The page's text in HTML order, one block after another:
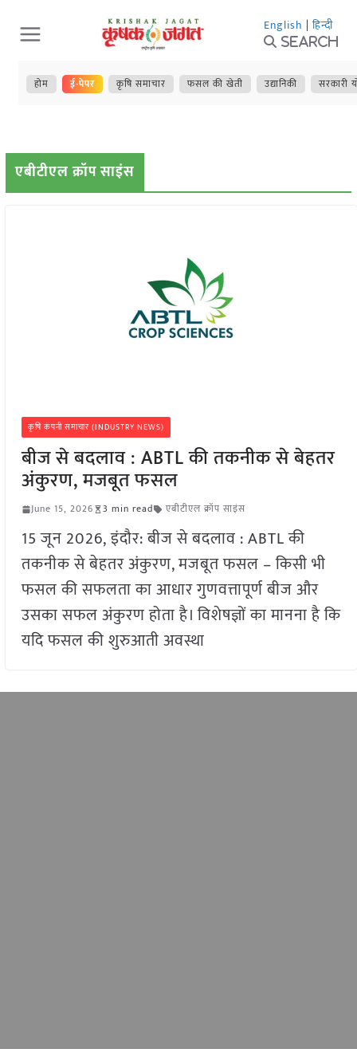
Skip
to
content
English | हिन्दी
Search
होम ई-पेपर कृषि समाचार फसल की खेती उद्यानिकी सरकारी
एबीटीएल क्रॉप साइंस
कृषि कंपनी समाचार (INDUSTRY NEWS)
बीज से बदलाव : ABTL की तकनीक से बेहतर
अंकुरण, मजबूत फसल
June 15, 2026 3 min read एबीटीएल क्रॉप साइंस
15 जून 2026, इंदौर: बीज से बदलाव : ABTL की
तकनीक से बेहतर अंकुरण, मजबूत फसल – किसी भी
फसल की सफलता का आधार गुणवत्तापूर्ण बीज और
उसका सफल अंकुरण होता है। विशेषज्ञों का मानना है कि
यदि फसल की शुरुआती अवस्था